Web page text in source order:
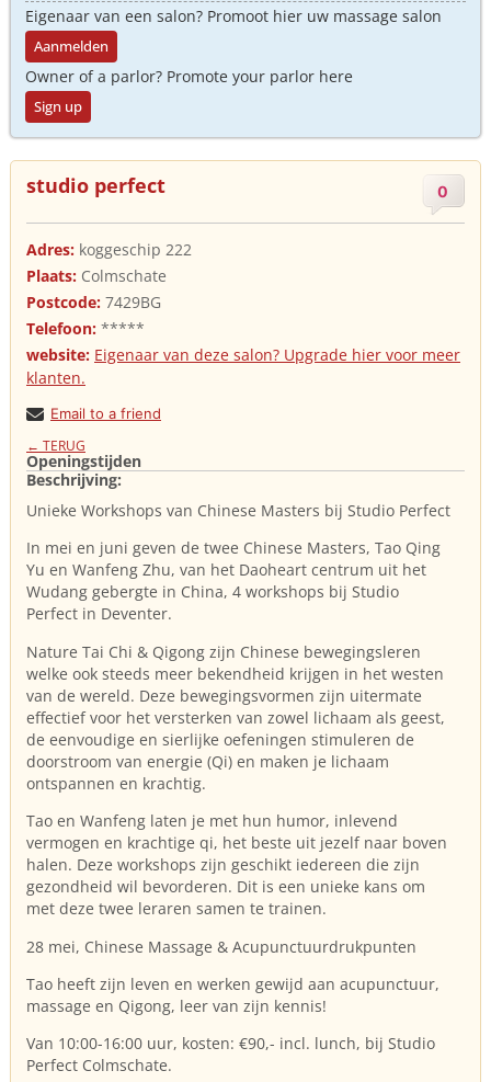
Eigenaar van een salon? Promoot hier uw massage salon
Aanmelden
Owner of a parlor? Promote your parlor here
Sign up
studio perfect 0
Adres: koggeschip 222
Plaats: Colmschate
Postcode: 7429BG
Telefoon: *****
website: Eigenaar van deze salon? Upgrade hier voor meer
klanten.
Email to a friend
← TERUG
Openingstijden
Beschrijving:
Unieke Workshops van Chinese Masters bij Studio Perfect
In mei en juni geven de twee Chinese Masters, Tao Qing
Yu en Wanfeng Zhu, van het Daoheart centrum uit het
Wudang gebergte in China, 4 workshops bij Studio
Perfect in Deventer.
Nature Tai Chi & Qigong zijn Chinese bewegingsleren
welke ook steeds meer bekendheid krijgen in het westen
van de wereld. Deze bewegingsvormen zijn uitermate
effectief voor het versterken van zowel lichaam als geest,
de eenvoudige en sierlijke oefeningen stimuleren de
doorstroom van energie (Qi) en maken je lichaam
ontspannen en krachtig.
Tao en Wanfeng laten je met hun humor, inlevend
vermogen en krachtige qi, het beste uit jezelf naar boven
halen. Deze workshops zijn geschikt iedereen die zijn
gezondheid wil bevorderen. Dit is een unieke kans om
met deze twee leraren samen te trainen.
28 mei, Chinese Massage & Acupunctuurdrukpunten
Tao heeft zijn leven en werken gewijd aan acupunctuur,
massage en Qigong, leer van zijn kennis!
Van 10:00-16:00 uur, kosten: €90,- incl. lunch, bij Studio
Perfect Colmschate.